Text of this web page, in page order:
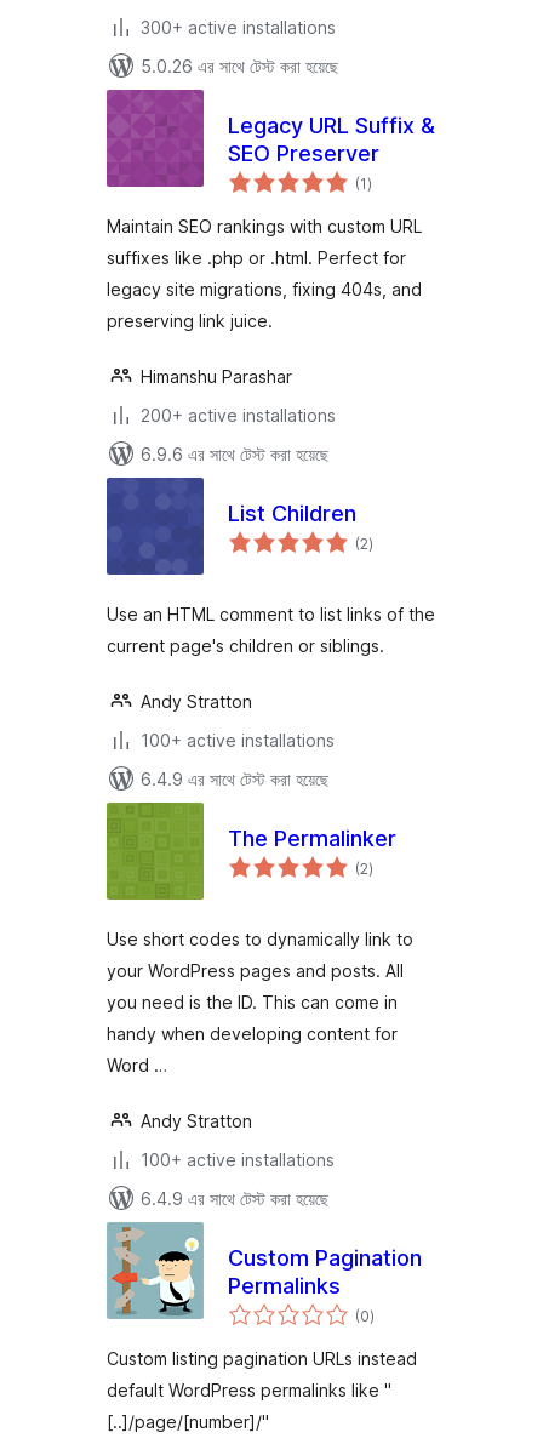
300+ active installations
5.0.26 এর সাথে টেস্ট করা হয়েছে
Legacy URL Suffix &
SEO Preserver
(1total
ratings
)
Maintain SEO rankings with custom URL
suffixes like .php or .html. Perfect for
legacy site migrations, fixing 404s, and
preserving link juice.
Himanshu Parashar
200+ active installations
6.9.6 এর সাথে টেস্ট করা হয়েছে
List Children
(2total
ratings
)
Use an HTML comment to list links of the
current page's children or siblings.
Andy Stratton
100+ active installations
6.4.9 এর সাথে টেস্ট করা হয়েছে
The Permalinker
(2total
ratings
)
Use short codes to dynamically link to
your WordPress pages and posts. All
you need is the ID. This can come in
handy when developing content for
Word …
Andy Stratton
100+ active installations
6.4.9 এর সাথে টেস্ট করা হয়েছে
Custom Pagination
Permalinks
(0total
ratings
)
Custom listing pagination URLs instead
default WordPress permalinks like "
[..]/page/[number]/"